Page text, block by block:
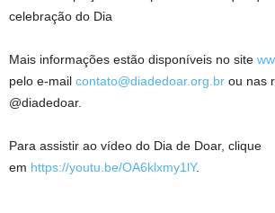
celebração do Dia
Mais informações estão disponíveis no site
pelo e-mail contato@diadedoar.org.br ou nas
@diadedoar.
Para assistir ao vídeo do Dia de Doar, clique
em https://youtu.be/OA6klxmy1lY.